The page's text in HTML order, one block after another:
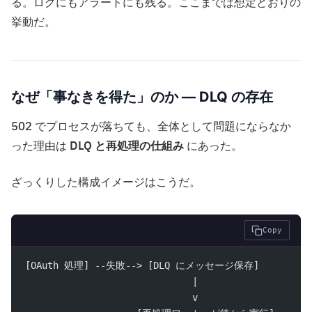
挙動だ。
なぜ「事なきを得た」のか — DLQ の存在
502 でプロセスが落ちても、全体として問題にならなか
った理由は DLQ と再処理の仕組み にあった。
ざっくりした構成イメージはこうだ。
Copy
[OAuth 処理] --失敗--> [DLQ にメッセージ保存]
                              v